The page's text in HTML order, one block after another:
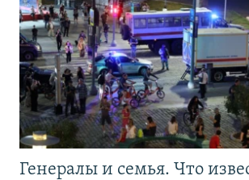
Генералы и семья. Что